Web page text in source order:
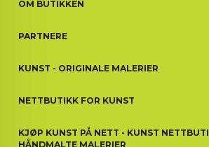
OM BUTIKKEN
PARTNERE
KUNST - ORIGINALE MALERIER
NETTBUTIKK FOR KUNST
KJØP KUNST PÅ NETT - KUNST
HÅNDMALTE MALERIER